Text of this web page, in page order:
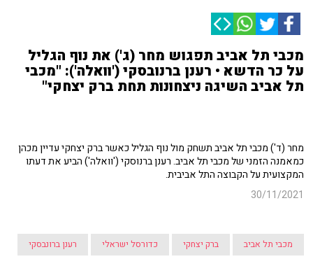
מכבי תל אביב תפגוש מחר (ג') את נוף הגליל
על כר הדשא • רענן ברנובסקי ('וואלה'): "מכבי
תל אביב השיגה ניצחונות תחת ברק יצחקי"
מחר (ד') מכבי תל אביב תשחק מול נוף הגליל כאשר ברק יצחקי עדיין מכהן
כמאמנה הזמני של מכבי תל אביב. רענן ברנוסקי ('וואלה') הביע את דעתו
המקצועית על הקבוצה התל אביבית.
30/11/2021
מכבי תל אביב ברק יצחקי כדורסל ישראלי רענן ברונבסקי